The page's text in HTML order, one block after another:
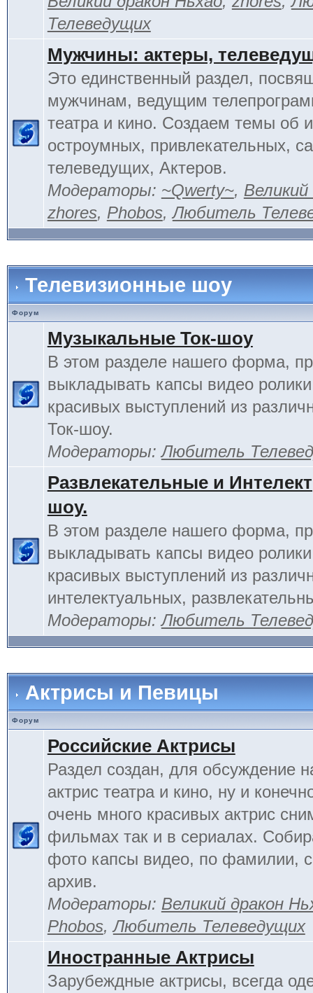
Телеведущих
Мужчины: актеры,
Это единственный раздел,
мужчинам, ведущим
театра и кино. Создаем темы об
остроумных, привлекательных,
телеведущих, Актеров.
Модераторы: ~Qwerty~, Великий
zhores, Phobos,Любитель
Телевизионные шоу
Форум
Музыкальные Ток-шоу
В этом разделе нашего форма,
выкладывать капсы видео
красивых выступлений из
Ток-шоу.
Модераторы:Любитель
Развлекательные и
шоу.
В этом разделе нашего форма,
выкладывать капсы видео
красивых выступлений из
интелектуальных,
Модераторы:Любитель
Актрисы и Певицы
Форум
Российские Актрисы
Раздел создан, для обсуждение
актрис театра и кино, ну и
очень много красивых актрис
фильмах так и в сериалах.
фото капсы видео, по фамилии,
архив.
Модераторы: Великий дракон
Phobos,Любитель Телеведущих
Иностранные Актрисы
Зарубеждные актрисы, всегда